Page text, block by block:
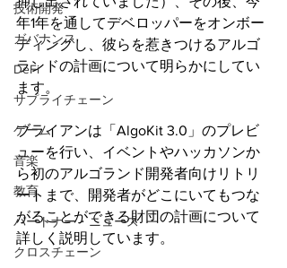
技術開発
ガバナンス
DeFi
サプライチェーン
ゲーム
音楽
教育
パートナー・ニュース
クロスチェーン
年1年を通してデベロッパーをオンボー
ディングし、彼らを惹きつけるアルゴ
ランドの計画について明らかにしてい
ます。
ブライアンは「AlgoKit 3.0」のプレビ
ューを行い、イベントやハッカソンか
ら初のアルゴランド開発者向けリトリ
ートまで、開発者がどこにいてもつな
がることができる財団の計画について
詳しく説明しています。